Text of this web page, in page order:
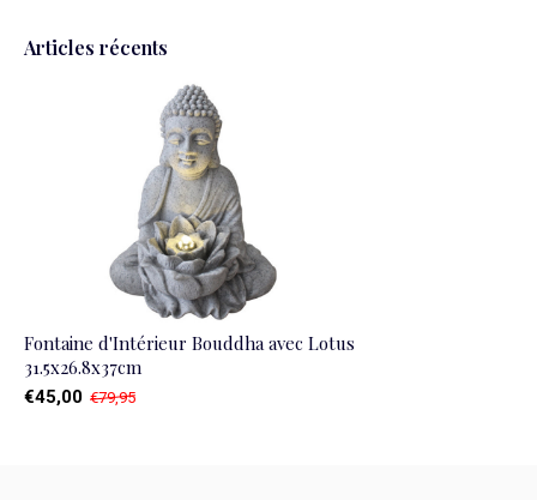
Articles récents
Fontaine d'Intérieur Bouddha avec Lotus
31.5x26.8x37cm
€45,00 €79,95